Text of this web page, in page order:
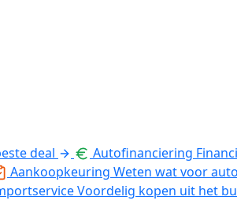
deal Autofinanciering
Aankoopkeuring Weten wat voor
Voordelig kopen uit het